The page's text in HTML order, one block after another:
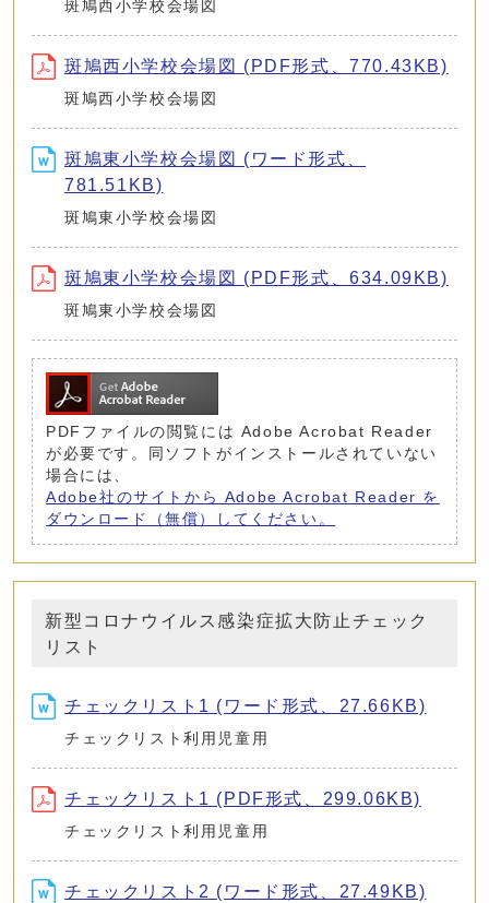
斑鳩西小学校会場図
斑鳩西小学校会場図 (PDF形式、770.43KB)
斑鳩西小学校会場図
斑鳩東小学校会場図 (ワード形式、
781.51KB)
斑鳩東小学校会場図
斑鳩東小学校会場図 (PDF形式、634.09KB)
斑鳩東小学校会場図
PDFファイルの閲覧には Adobe Acrobat Reader
が必要です。同ソフトがインストールされていない
場合には、
Adobe社のサイトから Adobe Acrobat Reader を
ダウンロード（無償）してください。
新型コロナウイルス感染症拡大防止チェック
リスト
チェックリスト1 (ワード形式、27.66KB)
チェックリスト利用児童用
チェックリスト1 (PDF形式、299.06KB)
チェックリスト利用児童用
チェックリスト2 (ワード形式、27.49KB)